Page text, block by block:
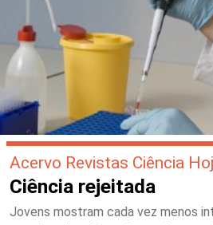
Acervo Revistas Ciência
Ciência rejeitada
Jovens mostram cada vez menos